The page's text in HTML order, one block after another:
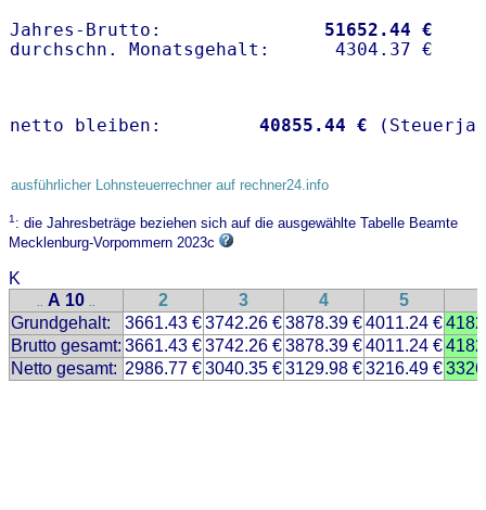
Jahres-Brutto: 51652.44 €
netto bleiben: 40855.44 €
ausführlicher Lohnsteuerrechner auf rechner24.info
1: die Jahresbeträge beziehen sich auf die ausgewählte Tabelle Beamte
Mecklenburg-Vorpommern 2023c
K
.. A 10 .. 2 3 4 5
Grundgehalt:
3661.43 €3742.26 €3878.39 €4011.24 €
Brutto gesamt: 3661.43 €3742.26 €3878.39 €4011.24 €
Netto gesamt: 2986.77 €3040.35 €3129.98 €3216.49 €